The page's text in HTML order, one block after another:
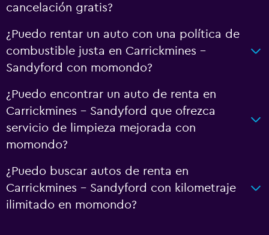
cancelación gratis?
¿Puedo rentar un auto con una política de
combustible justa en Carrickmines -
Sandyford con momondo?
¿Puedo encontrar un auto de renta en
Carrickmines - Sandyford que ofrezca
servicio de limpieza mejorada con
momondo?
¿Puedo buscar autos de renta en
Carrickmines - Sandyford con kilometraje
ilimitado en momondo?